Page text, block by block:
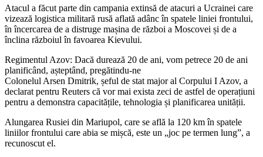
Atacul a făcut parte din campania extinsă de atacuri a Ucrainei care
vizează logistica militară rusă aflată adânc în spatele liniei frontului,
în încercarea de a distruge mașina de război a Moscovei și de a
înclina războiul în favoarea Kievului.
Regimentul Azov: Dacă durează 20 de ani, vom petrece 20 de ani
planificând, așteptând, pregătindu-ne
Colonelul Arsen Dmitrik, șeful de stat major al Corpului I Azov, a
declarat pentru Reuters că vor mai exista zeci de astfel de operațiuni
pentru a demonstra capacitățile, tehnologia și planificarea unității.
Alungarea Rusiei din Mariupol, care se află la 120 km în spatele
liniilor frontului care abia se mișcă, este un „joc pe termen lung”, a
recunoscut el.